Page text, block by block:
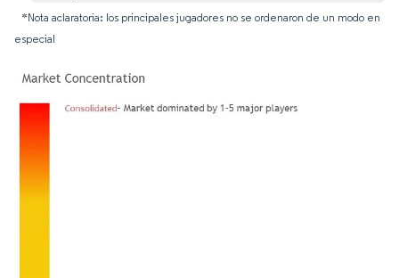
*Nota aclaratoria: los principales jugadores no se ordenaron de un modo en
especial